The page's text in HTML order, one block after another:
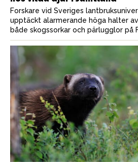
Forskare vid Sveriges
upptäckt alarmerande höga halter
både skogssorkar och pärlugglor på